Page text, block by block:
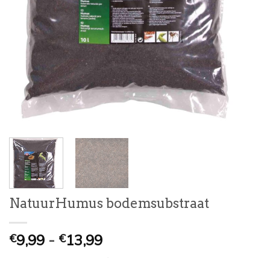
NatuurHumus bodemsubstraat
€9,99 - €13,99Prijsklasse: